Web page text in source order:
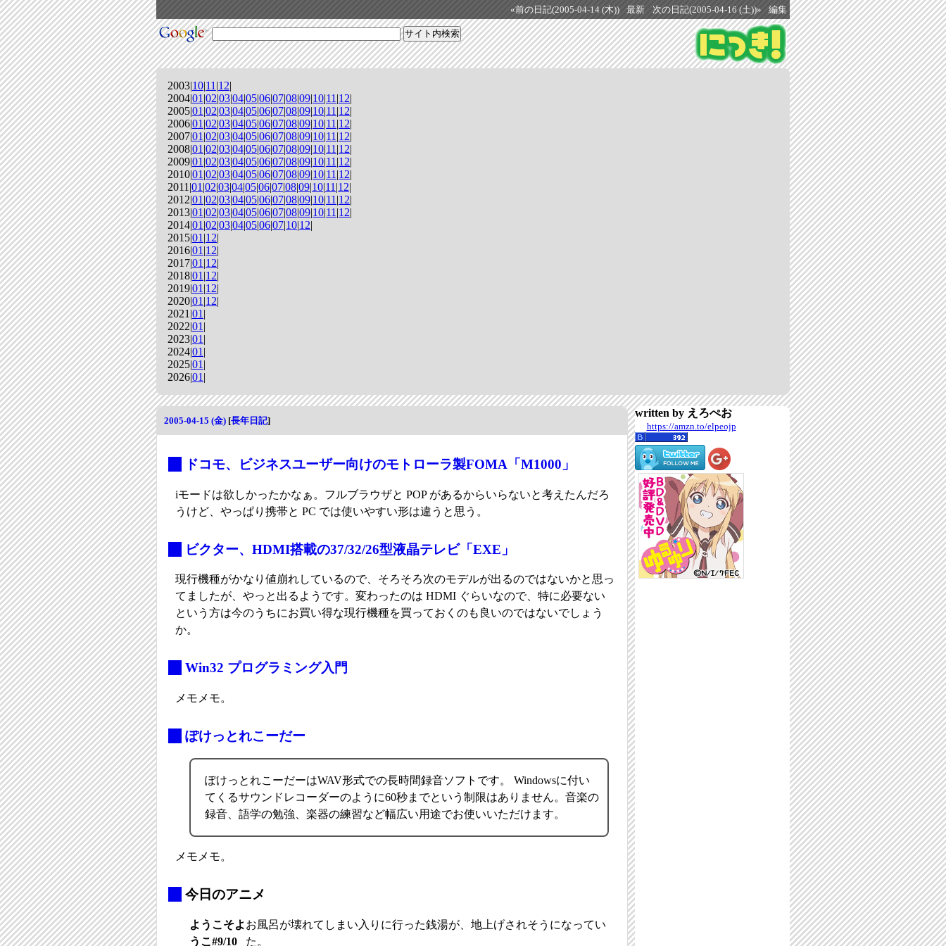
«前の日記(2005-04-14 (木)) 最新 次の日記(2005-04-16 (土))» 編集
2003|10|11 |12|
2004|01 |02|03|04|05|06|07|08|09|10|11 |12|
2005|01 |02|03|04|05|06|07|08|09|10|11 |12|
2006|01 |02|03|04|05|06|07|08|09|10|11 |12|
2007|01 |02|03|04|05|06|07|08|09|10|11 |12|
2008|01 |02|03|04|05|06|07|08|09|10|11 |12|
2009|01 |02|03|04|05|06|07|08|09|10|11 |12|
2010|01 |02|03|04|05|06|07|08|09|10|11 |12|
2011|01 |02|03|04|05|06|07|08|09|10|11 |12|
2012|01 |02|03|04|05|06|07|08|09|10|11 |12|
2013|01 |02|03|04|05|06|07|08|09|10|11 |12|
2014|01 |02|03|04|05|06|07|10|12|
2015|01 |12|
2016|01 |12|
2017|01 |12|
2018|01 |12|
2019|01 |12|
2020|01 |12|
2021|01 |
2022|01 |
2023|01 |
2024|01 |
2025|01 |
2026|01 |
2005-04-15 (金) [長年日記]
ドコモ、ビジネスユーザー向けのモトローラ製FOMA「M1000」
iモードは欲しかったかなぁ。フルブラウザと POP があるからいらないと考えたんだろ
うけど、やっぱり携帯と PC では使いやすい形は違うと思う。
ビクター、HDMI搭載の37/32/26型液晶テレビ「EXE」
現行機種がかなり値崩れしているので、そろそろ次のモデルが出るのではないかと思っ
てましたが、やっと出るようです。変わったのは HDMI ぐらいなので、特に必要ない
という方は今のうちにお買い得な現行機種を買っておくのも良いのではないでしょう
か。
Win32 プログラミング入門
メモメモ。
ぽけっとれこーだー
ぽけっとれこーだーはWAV形式での長時間録音ソフトです。 Windowsに付い
てくるサウンドレコーダーのように60秒までという制限はありません。音楽の
録音、語学の勉強、楽器の練習など幅広い用途でお使いいただけます。
メモメモ。
今日のアニメ
ようこそよ
うこ#9/10
お風呂が壊れてしまい入りに行った銭湯が、地上げされそうになってい
た。
written by えろぺお
https://amzn.to/elpeojp